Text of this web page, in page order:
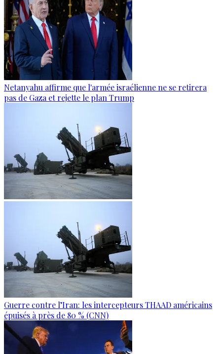
Netanyahu affirme que l'armée israélienne ne se retirera
pas de Gaza et rejette le plan Trump
Guerre contre l’Iran: les intercepteurs THAAD américains
épuisés à près de 80 % (CNN)